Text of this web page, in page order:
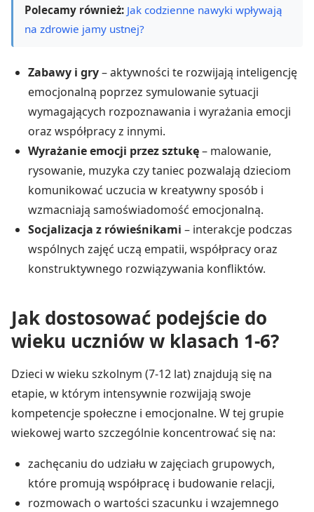
Polecamy również: Jak codzienne nawyki wpływają
na zdrowie jamy ustnej?
Zabawy i gry– aktywności te rozwijają inteligencję
emocjonalną poprzez symulowanie sytuacji
wymagających rozpoznawania i wyrażania emocji
oraz współpracy z innymi.
Wyrażanie emocji przez sztukę– malowanie,
rysowanie, muzyka czy taniec pozwalają dzieciom
komunikować uczucia w kreatywny sposób i
wzmacniają samoświadomość emocjonalną.
Socjalizacja z rówieśnikami – interakcje podczas
wspólnych zajęć uczą empatii, współpracy oraz
konstruktywnego rozwiązywania konfliktów.
Jak dostosować podejście do
wieku uczniów w klasach 1-6?
Dzieci w wieku szkolnym (7-12 lat) znajdują się na
etapie, w którym intensywnie rozwijają swoje
kompetencje społeczne i emocjonalne. W tej grupie
wiekowej warto szczególnie koncentrować się na:
zachęcaniu do udziału w zajęciach grupowych,
które promują współpracę i budowanie relacji,
rozmowach o wartości szacunku i wzajemnego